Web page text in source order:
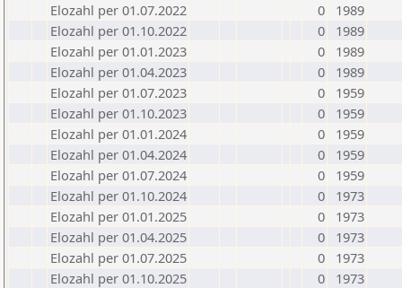
Elozahl per 01.07.2022
0
1989
Elozahl per 01.10.2022
0
1989
Elozahl per 01.01.2023
0
1989
Elozahl per 01.04.2023
0
1989
Elozahl per 01.07.2023
0
1959
Elozahl per 01.10.2023
0
1959
Elozahl per 01.01.2024
0
1959
Elozahl per 01.04.2024
0
1959
Elozahl per 01.07.2024
0
1959
Elozahl per 01.10.2024
0
1973
Elozahl per 01.01.2025
0
1973
Elozahl per 01.04.2025
0
1973
Elozahl per 01.07.2025
0
1973
Elozahl per 01.10.2025
0
1973